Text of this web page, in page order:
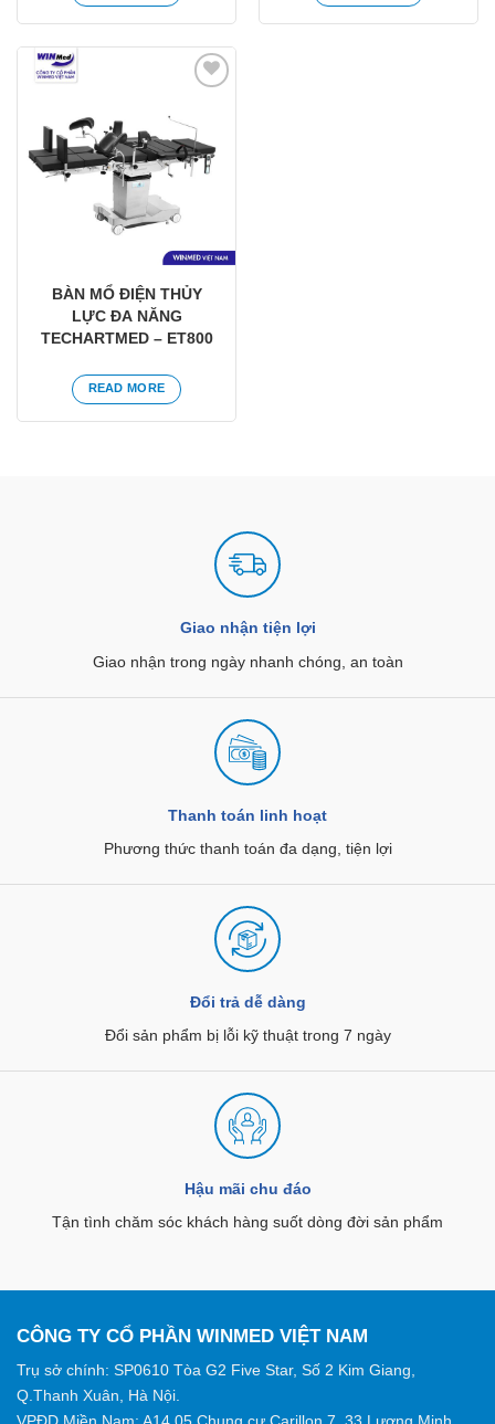
Yêu
thích
BÀN MỔ ĐIỆN THỦY
LỰC ĐA NĂNG
TECHARTMED – ET800
READ MORE
Giao nhận tiện lợi
Giao nhận trong ngày nhanh chóng, an toàn
Thanh toán linh hoạt
Phương thức thanh toán đa dạng, tiện lợi
Đổi trả dễ dàng
Đổi sản phẩm bị lỗi kỹ thuật trong 7 ngày
Hậu mãi chu đáo
Tận tình chăm sóc khách hàng suốt dòng đời sản phẩm
CÔNG TY CỔ PHẦN WINMED VIỆT NAM
Trụ sở chính: SP0610 Tòa G2 Five Star, Số 2 Kim Giang,
Q.Thanh Xuân, Hà Nội.